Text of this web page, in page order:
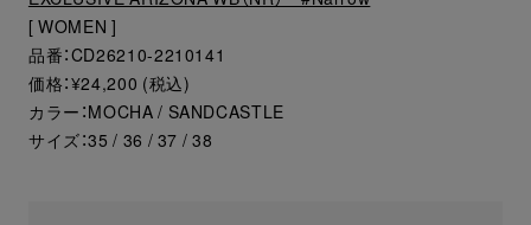
[ WOMEN ]
品番：CD26210-2210141
価格：¥24,200 (税込)
カラー：MOCHA / SANDCASTLE
サイズ：35 / 36 / 37 / 38